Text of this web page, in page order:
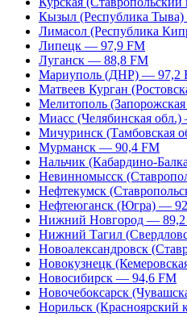
Кызыл (Республика
Лимасол (Республика
Липецк — 97,9 FM
Луганск — 88,8 FM
Мариуполь (ДНР) — 97,2
Матвеев Курган
Мелитополь
Миасс (Челябинская
Мичуринск (Тамбовская
Мурманск — 90,4 FM
Нальчик (Кабардино-
Невинномысск
Нефтекумск
Нефтеюганск (Югра) —
Нижний Новгород —
Нижний Тагил
Новоалександровск
Новокузнецк
Новосибирск — 94,6 FM
Новочебоксарск
Норильск (Красноярский